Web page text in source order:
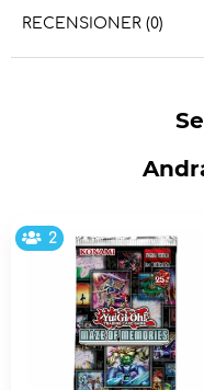
RECENSIONER (0)
2